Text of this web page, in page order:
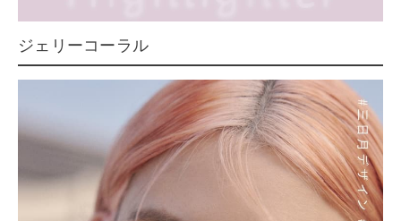
ジェリーコーラル